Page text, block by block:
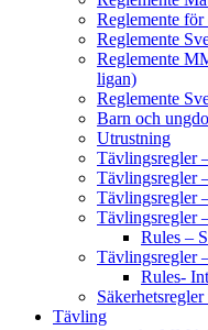
Reglemente för
Reglemente
Reglemente
ligan)
Reglemente
Barn och
Utrustning
Tävlingsregler
Tävlingsregler
Tävlingsregler
Tävlingsregler
Rules –
Tävlingsregler
Rules-
Tävling